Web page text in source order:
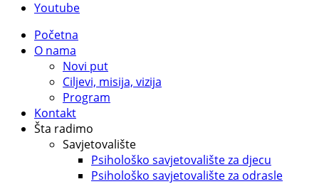
Youtube
Početna
O nama
Novi put
Ciljevi, misija, vizija
Program
Kontakt
Šta radimo
Savjetovalište
Psihološko savjetovalište za djecu
Psihološko savjetovalište za odrasle